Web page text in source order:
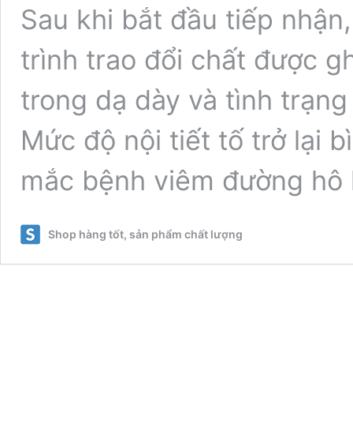
Sau khi bắt đầu tiếp
trình trao đổi chất được
trong dạ dày và tình
Mức độ nội tiết tố trở lại
mắc bệnh viêm đường
Shop hàng tốt, sản phẩm chất lượng